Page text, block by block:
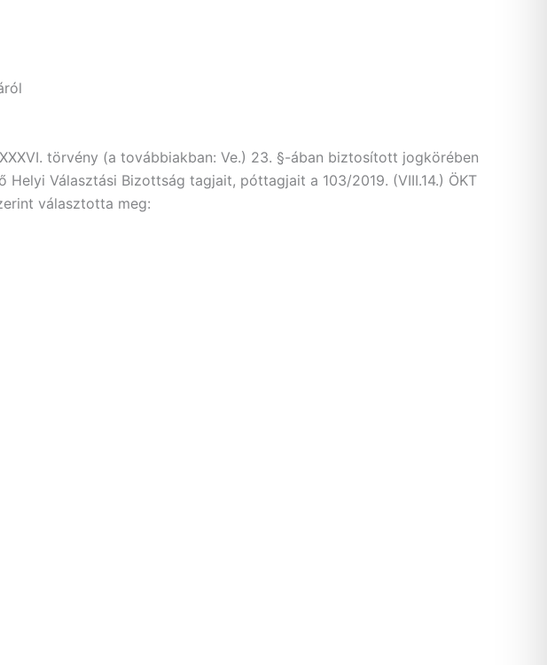
törvény (a továbbiakban: Ve.) 23. §-ában biztosított jogkörében
Választási Bizottság tagjait, póttagjait a 103/2019. (VIII.14.) ÖKT
választotta meg: